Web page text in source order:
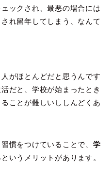
ックされ、最悪の場合には
れ留年してしまう、なんて
がほとんどだと思うんです
だと、学校が始まったとき
ことが難しいししんどくあ
慣をつけていることで、 学
というメリットがあります。